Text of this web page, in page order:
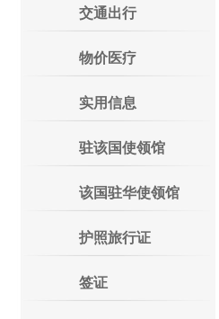
交通出行
物价医疗
实用信息
驻该国使领馆
该国驻华使领馆
护照旅行证
签证